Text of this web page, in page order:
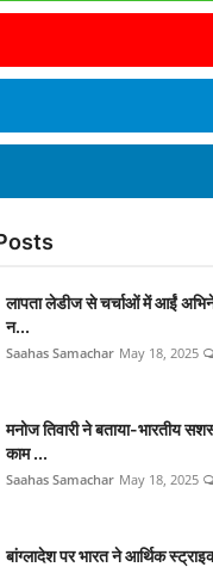
लापता लेडीज से चर्चाओं में आईं
न...
Saahas Samachar May 18, 2025
मनोज तिवारी ने बताया-भारतीय
काम ...
Saahas Samachar May 18, 2025
बांग्लादेश पर भारत ने आर्थिक